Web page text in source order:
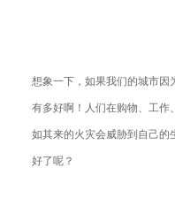
想象一下，如果我们的城市因
有多好啊！人们在购物、工作
如其来的火灾会威胁到自己的
好了呢？